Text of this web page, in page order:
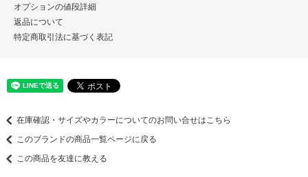
オプションの値段詳細
返品について
特定商取引法に基づく表記
在庫確認・サイズやカラーについてのお問い合せはこちら
このブランドの商品一覧ページに戻る
この商品を友達に教える